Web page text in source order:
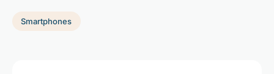
Smartphones